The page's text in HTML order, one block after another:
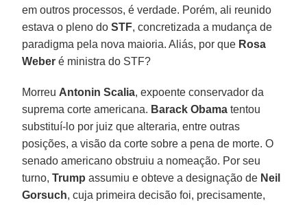
em outros processos, é verdade. Porém, ali reunido
estava o pleno doSTF, concretizada a mudança de
paradigma pela nova maioria. Aliás, por que Rosa
Weber é ministra do STF?
Morreu Antonin Scalia, expoente conservador da
suprema corte americana. Barack Obama tentou
substituí-lo por juiz que alteraria, entre outras
posições, a visão da corte sobre a pena de morte. O
senado americano obstruiu a nomeação. Por seu
turno,Trump assumiu e obteve a designação de Neil
Gorsuch, cuja primeira decisão foi, precisamente,